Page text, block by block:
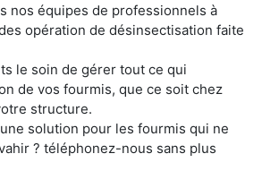
nos équipes de professionnels à
opération de désinsectisation faite
le soin de gérer tout ce qui
de vos fourmis, que ce soit chez
structure.
solution pour les fourmis qui ne
? téléphonez-nous sans plus